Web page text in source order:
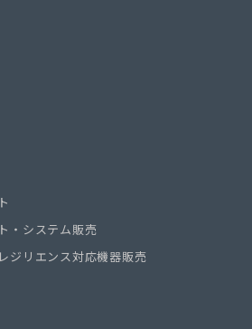
・システム販売
ジリエンス対応機器販売